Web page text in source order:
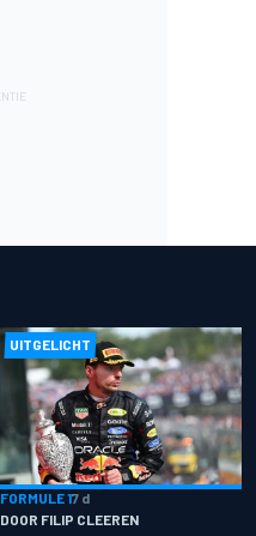
UITGELICHT
FORMULE 17 d
DOOR FILIP CLEEREN